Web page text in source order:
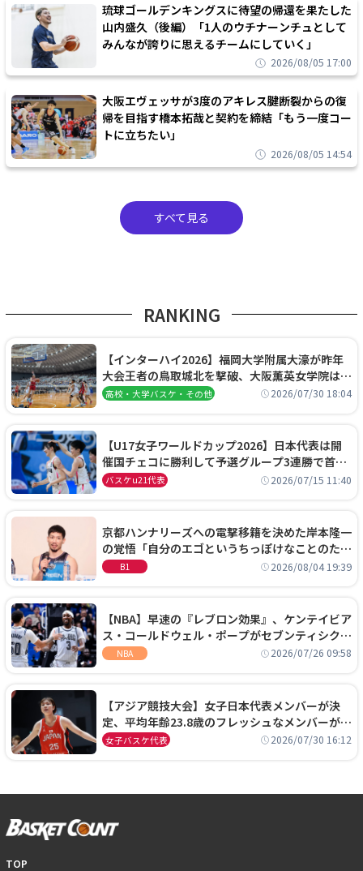
琉球ゴールデンキングスに待望の帰還を果たした
山内盛久（後編）「1人のウチナーンチュとして
みんなが誇りに思えるチームにしていく」
2026/08/05 17:00
大阪エヴェッサが3度のアキレス腱断裂からの復
帰を目指す橋本拓哉と契約を締結「もう一度コー
トに立ちたい」
2026/08/05 14:54
すべて見る
RANKING
【インターハイ2026】福岡大学附属大濠が昨年
大会王者の鳥取城北を撃破、大阪薫英女学院は岐
阜女子に完勝、大会3日目試合結果
高校・大学バスケ・その他 2026/07/30 18:04
【U17女子ワールドカップ2026】日本代表は開
催国チェコに勝利して予選グループ3連勝で首位
通過！準々決勝の相手はエジプトに決定
バスケu21代表 2026/07/15 11:40
京都ハンナリーズへの電撃移籍を決めた岸本隆一
の覚悟「自分のエゴというちっぽけなことのため
に、京都に来たわけではない」
B1 2026/08/04 19:39
【NBA】早速の『レブロン効果』、ケンテイビア
ス・コールドウェル・ポープがセブンティシクサ
ーズに1年契約で加入
NBA 2026/07/26 09:58
【アジア競技大会】女子日本代表メンバーが決
定、平均年齢23.8歳のフレッシュなメンバーが日
本開催の大舞台で頂点を狙う
女子バスケ代表 2026/07/30 16:12
TOP